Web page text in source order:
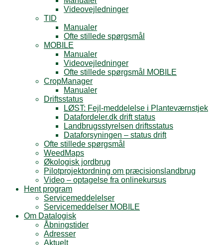
Videovejledninger
TID
Manualer
Ofte stillede spørgsmål
MOBILE
Manualer
Videovejledninger
Ofte stillede spørgsmål MOBILE
CropManager
Manualer
Driftsstatus
LØST: Fejl-meddelelse i Planteværnstjek
Datafordeler.dk drift status
Landbrugsstyrelsen driftsstatus
Dataforsyningen – status drift
Ofte stillede spørgsmål
WeedMaps
Økologisk jordbrug
Pilotprojektordning om præcisionslandbrug
Video – optagelse fra onlinekursus
Hent program
Servicemeddelelser
Servicemeddelser MOBILE
Om Datalogisk
Åbningstider
Adresser
Aktuelt